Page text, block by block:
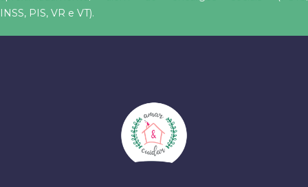
INSS, PIS, VR e VT).